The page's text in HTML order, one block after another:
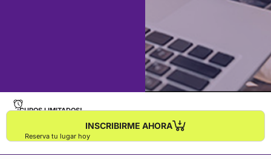
¡CUPOS LIMITADOS!
INSCRIBIRME AHORA
Reserva tu lugar hoy